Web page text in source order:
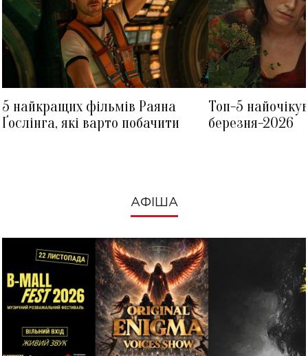
5 найкращих фільмів Раяна
Ґослінга, які варто побачити
Топ-5
березня-2026
АФІША